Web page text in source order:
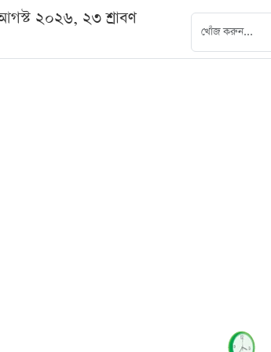
২০২৬, ২৩ শ্রাবণ